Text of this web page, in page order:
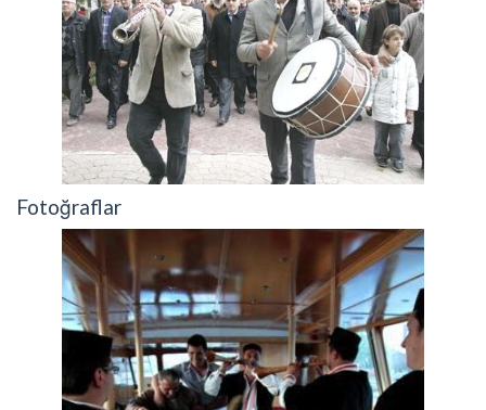
Fotoğraflar